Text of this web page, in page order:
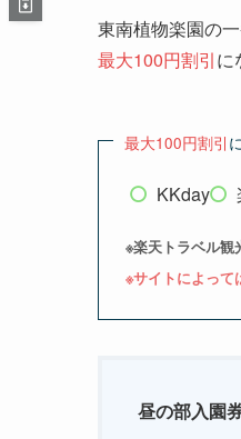
東南植物楽園の
最大100円割引に
最大100円割引
KKday
※楽天トラベル観
※サイトによって
昼の部入園